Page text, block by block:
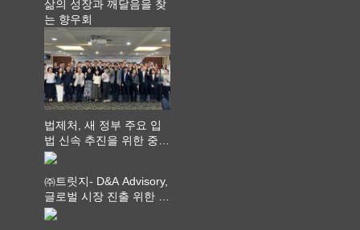
삶의 성장과 깨달음을 찾
는 향우회
법제처, 새 정부 주요 입
법 신속 추진을 위한 중앙
부처 법무담당관 회의 개
㈜트릿지- D&A Advisory,
글로벌 시장 진출 위한 전
략적 업무협약 체결